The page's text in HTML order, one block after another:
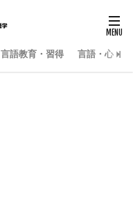
言語教育・習得 言語・心・